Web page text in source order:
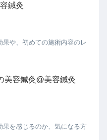
鍼灸
や、初めての施術内容のレ
美容鍼灸@美容鍼灸
果を感じるのか、気になる方